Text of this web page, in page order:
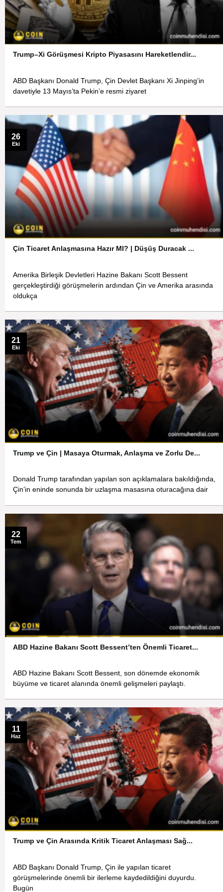
Trump–Xi Görüşmesi Kripto Piyasasını Hareketlendir...
ABD Başkanı Donald Trump, Çin Devlet Başkanı Xi Jinping’in
davetiyle 13 Mayıs’ta Pekin’e resmi ziyaret
Çin Ticaret Anlaşmasına Hazır MI? | Düşüş Duracak ...
Amerika Birleşik Devletleri Hazine Bakanı Scott Bessent
gerçekleştirdiği görüşmelerin ardından Çin ve Amerika arasında
oldukça
26
Eki
Trump ve Çin | Masaya Oturmak, Anlaşma ve Zorlu De...
Donald Trump tarafından yapılan son açıklamalara bakıldığında,
Çin’in eninde sonunda bir uzlaşma masasına oturacağına dair
21
Eki
ABD Hazine Bakanı Scott Bessent’ten Önemli Ticaret...
ABD Hazine Bakanı Scott Bessent, son dönemde ekonomik
büyüme ve ticaret alanında önemli gelişmeleri paylaştı.
22
Tem
Trump ve Çin Arasında Kritik Ticaret Anlaşması Sağ...
ABD Başkanı Donald Trump, Çin ile yapılan ticaret
görüşmelerinde önemli bir ilerleme kaydedildiğini duyurdu.
Bugün
11
Haz